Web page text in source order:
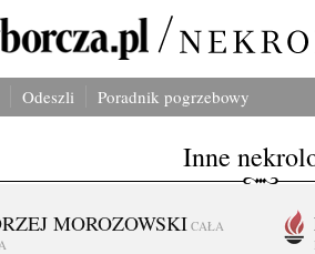
Odeszli Poradnik pogrzebowy
Inne
MOROZOWSKI CAŁA